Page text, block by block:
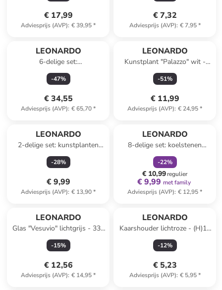
€ 17,99
Adviesprijs (AVP): € 39,95*
€ 7,32
Adviesprijs (AVP): € 7,95*
LEONARDO
6-delige set:
champagneglazen "Poesia"
grijs - 250 ml
-47%
€ 34,55
Adviesprijs (AVP): € 65,70*
LEONARDO
Kunstplant "Palazzo" wit -
(L)85 cm
-51%
€ 11,99
Adviesprijs (AVP): € 24,95*
LEONARDO
2-delige set: kunstplanten
"Sea Holly" paars - (L)65 cm
-28%
€ 9,99
Adviesprijs (AVP): € 13,90*
LEONARDO
8-delige set: koelstenen
"Spiritii" grijs - (H)2 cm
-22%
€ 10,99regulier
€ 9,99 met family
Adviesprijs (AVP): € 12,95*
LEONARDO
Glas "Vesuvio" lichtgrijs - 330
ml
-15%
€ 12,56
Adviesprijs (AVP): € 14,95*
LEONARDO
Kaarshouder lichtroze - (H)11
x Ø 6 cm
-12%
€ 5,23
Adviesprijs (AVP): € 5,95*